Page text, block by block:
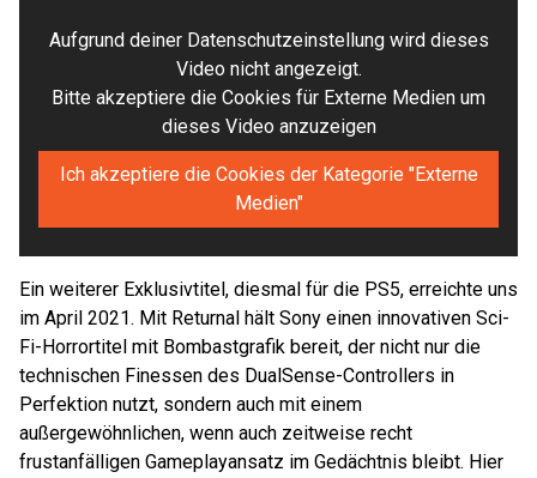
Aufgrund deiner Datenschutzeinstellung wird dieses
Video nicht angezeigt.
Bitte akzeptiere die Cookies für Externe Medien um
dieses Video anzuzeigen
Ich akzeptiere die Cookies der Kategorie "Externe
Medien"
Ein weiterer Exklusivtitel, diesmal für die PS5, erreichte uns
im April 2021. Mit Returnal hält Sony einen innovativen Sci-
Fi-Horrortitel mit Bombastgrafik bereit, der nicht nur die
technischen Finessen des DualSense-Controllers in
Perfektion nutzt, sondern auch mit einem
außergewöhnlichen, wenn auch zeitweise recht
frustanfälligen Gameplayansatz im Gedächtnis bleibt. Hier